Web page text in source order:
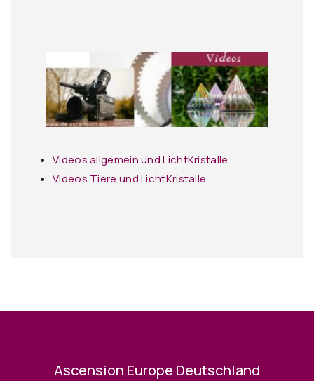
Videos allgemein und LichtKristalle
Videos Tiere und LichtKristalle
Ascension Europe Deutschland